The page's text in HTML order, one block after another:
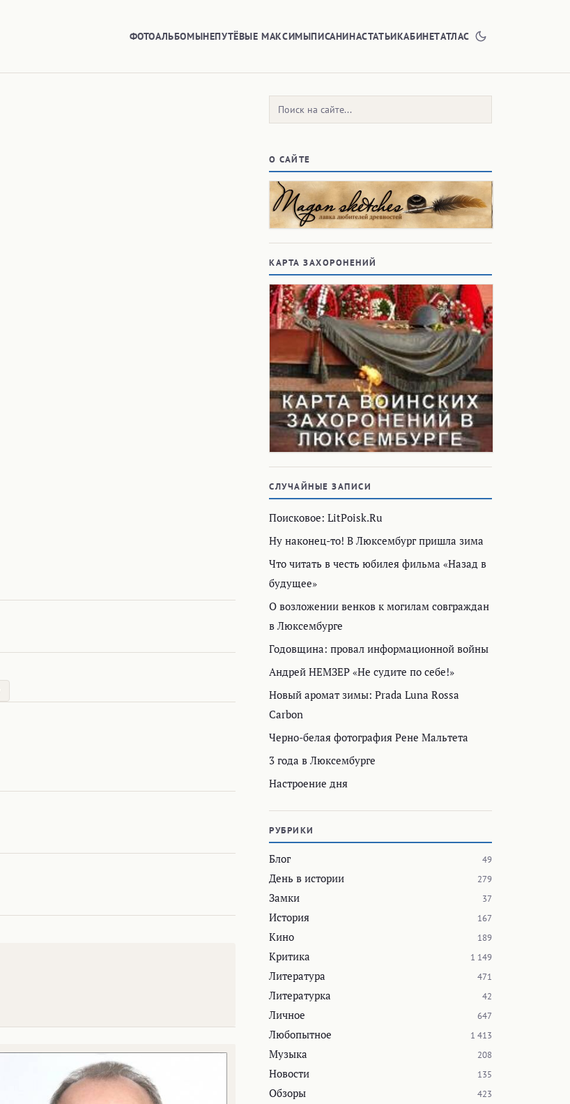
ФОТОАЛЬБОМЫНЕПУТЁВЫЕ МАКСИМЫПИСАНИНАСТАТЬИКАБИНЕТАТЛАС
Поиск:
О САЙТЕ
КАРТА ЗАХОРОНЕНИЙ
СЛУЧАЙНЫЕ ЗАПИСИ
Поисковое: LitPoisk.Ru
Ну наконец-то! В Люксембург пришла зима
Что читать в честь юбилея фильма «Назад в
будущее»
О возложении венков к могилам совграждан
в Люксембурге
Годовщина: провал информационной войны
Андрей НЕМЗЕР «Не судите по себе!»
Новый аромат зимы: Prada Luna Rossa
Carbon
Черно-белая фотография Рене Мальтета
3 года в Люксембурге
Настроение дня
РУБРИКИ
Блог 49
День в истории 279
Замки 37
История 167
Кино 189
Критика 1 149
Литература 471
Литературка 42
Личное 647
Любопытное 1 413
Музыка 208
Новости 135
Обзоры 423